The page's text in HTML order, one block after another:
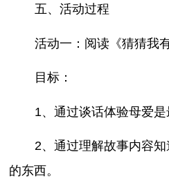
五、活动过程
活动一：阅读《猜猜我
目标：
1、通过谈话体验母爱是
2、通过理解故事内容
的东西。